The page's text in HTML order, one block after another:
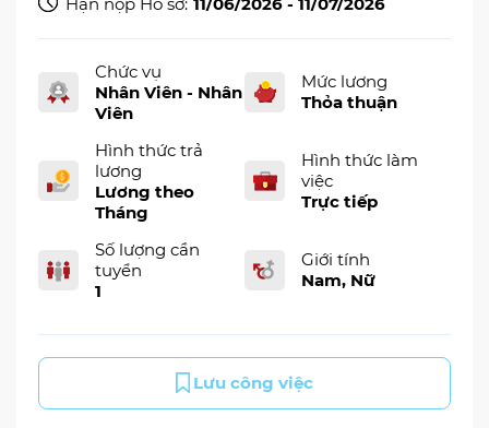
Chức vụ
Nhân Viên - Nhân
Viên
Mức lương
Thỏa thuận
Hình thức trả
lương
Lương theo
Tháng
Hình thức làm
việc
Trực tiếp
Số lượng cần
tuyển
1
Giới tính
Nam, Nữ
Lưu công việc